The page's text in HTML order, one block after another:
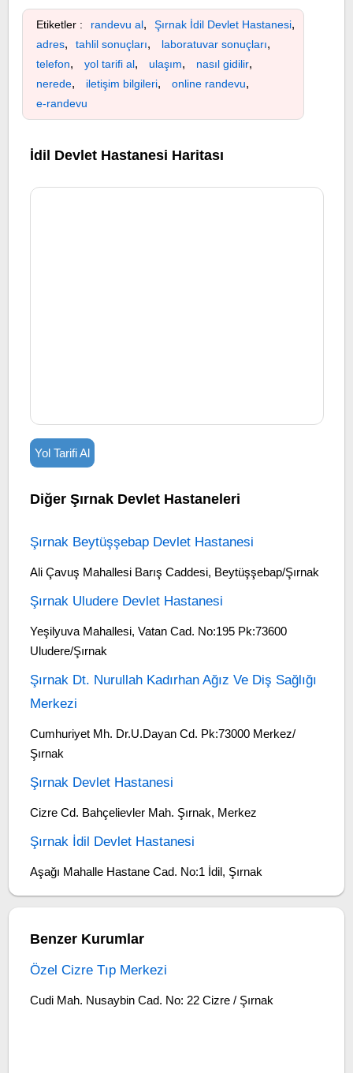
Etiketler : randevu al, Şırnak İdil Devlet Hastanesi,
adres, tahlil sonuçları, laboratuvar sonuçları,
telefon, yol tarifi al, ulaşım, nasıl gidilir,
nerede, iletişim bilgileri, online randevu,
e-randevu
İdil Devlet Hastanesi Haritası
Yol Tarifi Al
Diğer Şırnak Devlet Hastaneleri
Şırnak Beytüşşebap Devlet Hastanesi
Ali Çavuş Mahallesi Barış Caddesi, Beytüşşebap/Şırnak
Şırnak Uludere Devlet Hastanesi
Yeşilyuva Mahallesi, Vatan Cad. No:195 Pk:73600
Uludere/Şırnak
Şırnak Dt. Nurullah Kadırhan Ağız Ve Diş Sağlığı
Merkezi
Cumhuriyet Mh. Dr.U.Dayan Cd. Pk:73000 Merkez/
Şırnak
Şırnak Devlet Hastanesi
Cizre Cd. Bahçelievler Mah. Şırnak, Merkez
Şırnak İdil Devlet Hastanesi
Aşağı Mahalle Hastane Cad. No:1 İdil, Şırnak
Benzer Kurumlar
Özel Cizre Tıp Merkezi
Cudi Mah. Nusaybin Cad. No: 22 Cizre / Şırnak